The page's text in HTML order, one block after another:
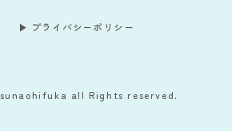
▶︎ プライバシーポリシー
all Rights reserved.